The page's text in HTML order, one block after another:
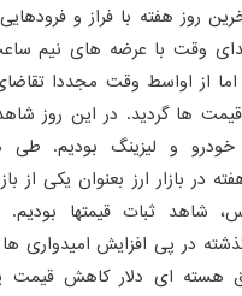
روز هفته با فراز و
وقت با عرضه های نیم
از اواسط وقت مجددا
ها گردید. در این روز
و لیزینگ بودیم. طی
در بازار ارز بعنوان یکی از
شاهد ثبات قیمتها بودیم.
در پی افزایش امیدواری
هسته ای دلار کاهش قیمت